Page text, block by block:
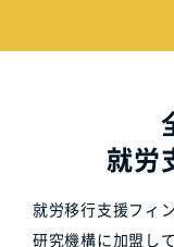
就労
就労移行支援フィ
研究機構に加盟し